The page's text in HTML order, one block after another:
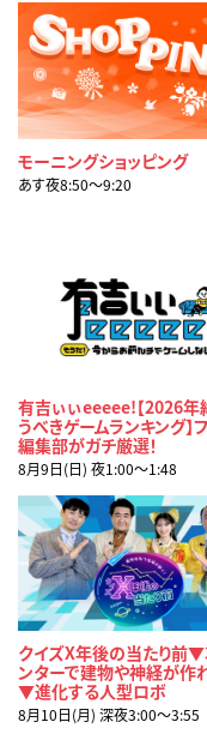
モーニングショッピング
あす夜8:50〜9:20
有吉ぃぃeeeee!【2026年
うべきゲームランキング】
編集部がガチ厳選！
8月9日(日) 夜1:00〜1:48
クイズX年後の当たり前
ンターで建物や神経が作
▼進化する人型ロボ
8月10日(月) 深夜3:00〜3:55